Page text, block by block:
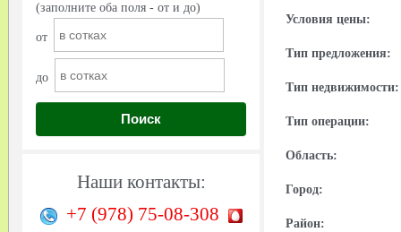
(заполните оба поля - от и до)
от
до
Поиск
Наши контакты:
+7 (978) 75-08-308
Условия цены:
Тип предложения:
Тип недвижимости:
Тип операции:
Область:
Город:
Район: